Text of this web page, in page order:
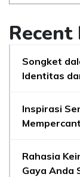
Recent
Songket
Identitas
Inspirasi
Rahasia
Gaya Anda